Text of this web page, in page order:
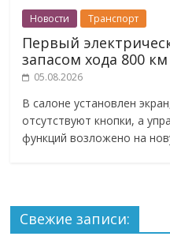
Новости Транспорт
Первый
запасом хода 800 км
05.08.2026
В салоне установлен
отсутствуют кнопки, а
функций возложено на
Свежие записи: